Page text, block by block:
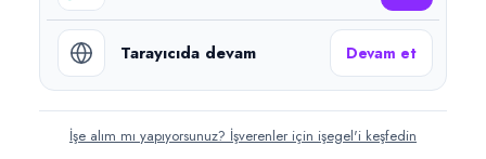
Tarayıcıda devam Devam et
İşe alım mı yapıyorsunuz? İşverenler için işegel'i keşfedin